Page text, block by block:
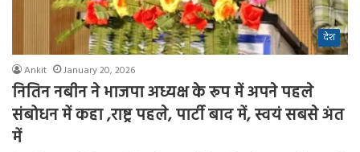
देश
Ankit January 20, 2026
नितिन नबीन ने भाजपा अध्यक्ष के रूप में अपने पहले
संबोधन में कहा ,राष्ट्र पहले, पार्टी बाद में, स्वयं सबसे अंत
में